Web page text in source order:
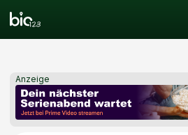
Anzeige